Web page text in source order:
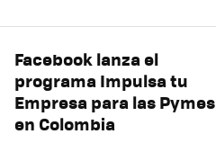
Facebook lanza el
programa Impulsa tu
Empresa para las Pymes
en Colombia